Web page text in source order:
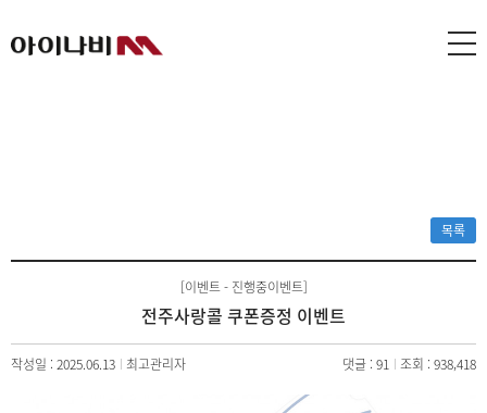
목록
[이벤트 - 진행중이벤트]
전주사랑콜 쿠폰증정 이벤트
작성일 : 2025.06.13 최고관리자 댓글 : 91 조회 : 938,418